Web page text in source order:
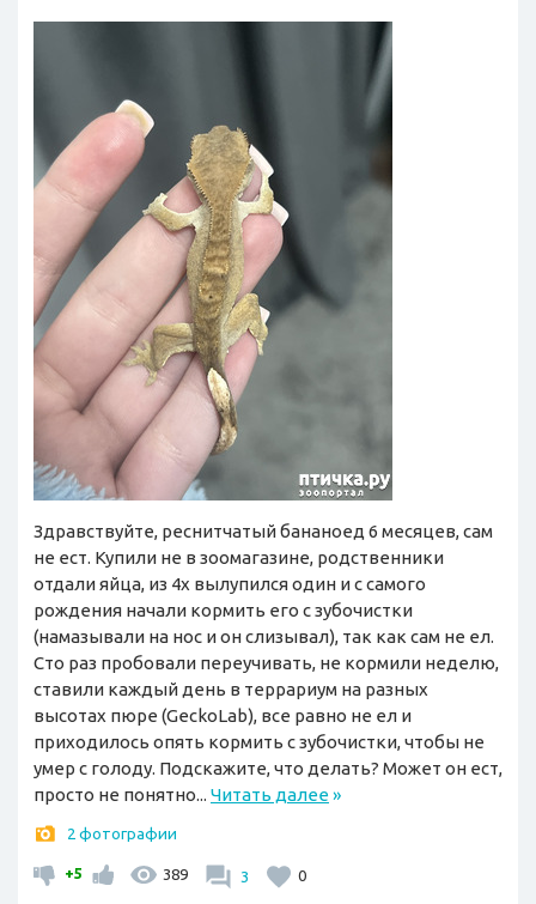
Здравствуйте, реснитчатый бананоед 6 месяцев, сам
не ест. Купили не в зоомагазине, родственники
отдали яйца, из 4х вылупился один и с самого
рождения начали кормить его с зубочистки
(намазывали на нос и он слизывал), так как сам не ел.
Сто раз пробовали переучивать, не кормили неделю,
ставили каждый день в террариум на разных
высотах пюре (GeckoLab), все равно не ел и
приходилось опять кормить с зубочистки, чтобы не
умер с голоду. Подскажите, что делать? Может он ест,
просто не понятно... Читать далее»
2 фотографии
+5 389 3 0